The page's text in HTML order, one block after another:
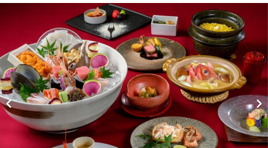
1 /10
外観